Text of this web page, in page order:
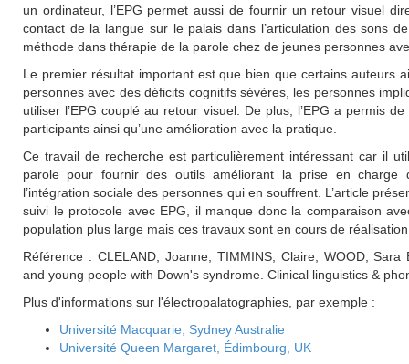
un ordinateur, l’EPG permet aussi de fournir un retour visuel
contact de la langue sur le palais dans l’articulation des sons
méthode dans thérapie de la parole chez de jeunes personnes
Le premier résultat important est que bien que certains auteurs
personnes avec des déficits cognitifs sévères, les personnes
utiliser l’EPG couplé au retour visuel. De plus, l’EPG a permis
participants ainsi qu’une amélioration avec la pratique.
Ce travail de recherche est particulièrement intéressant car il
parole pour fournir des outils améliorant la prise en
l’intégration sociale des personnes qui en souffrent. L’article
suivi le protocole avec EPG, il manque donc la comparaison
population plus large mais ces travaux sont en cours de
Référence : CLELAND, Joanne, TIMMINS, Claire, WOOD,
and young people with Down's syndrome. Clinical linguistics &
Plus d'informations sur l'électropalatographies, par exemple :
Université Macquarie, Sydney Australie
Université Queen Margaret, Édimbourg, UK